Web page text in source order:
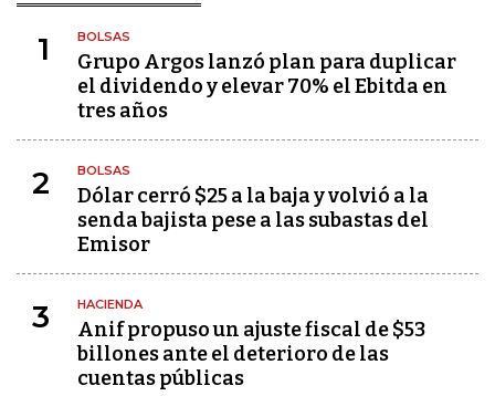
1 BOLSAS
Grupo Argos lanzó plan para duplicar
el dividendo y elevar 70% el Ebitda en
tres años
2 BOLSAS
Dólar cerró $25 a la baja y volvió a la
senda bajista pese a las subastas del
Emisor
3 HACIENDA
Anif propuso un ajuste fiscal de $53
billones ante el deterioro de las
cuentas públicas